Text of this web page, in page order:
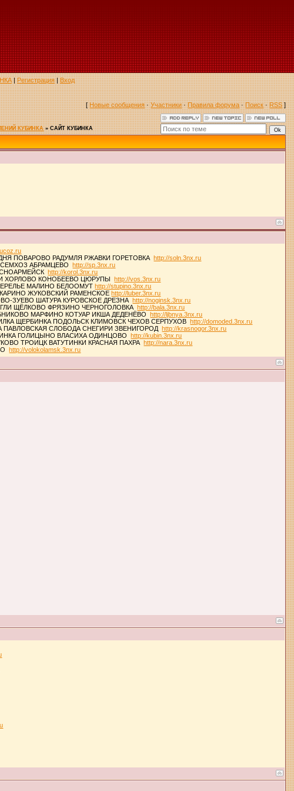
|Регистрация|Вход
[Новые сообщения·Участники·Правила форума·Поиск·RSS]
КУБИНКА » САЙТ КУБИНКА
ПОВАРОВО РАДУМЛЯ РЖАВКИ ГОРЕТОВКАhttp://soln.3nx.ru
СЕМХОЗ АБРАМЦЕВОhttp://sp.3nx.ru
http://korol.3nx.ru
ХОРЛОВО КОНОБЕЕВО ЦЮРУПЫhttp://vos.3nx.ru
МАЛИНО БЕЛООМУТhttp://stupino.3nx.ru
ЖУКОВСКИЙ РАМЕНСКОЕhttp://luber.3nx.ru
ЗУЕВО ШАТУРА КУРОВСКОЕ ДРЕЗНАhttp://noginsk.3nx.ru
ЩЁЛКОВО ФРЯЗИНО ЧЕРНОГОЛОВКАhttp://bala.3nx.ru
МАРФИНО КОТУАР ИКША ДЕДЕНЁВОhttp://ljbnya.3nx.ru
ЩЕРБИНКА ПОДОЛЬСК КЛИМОВСК ЧЕХОВ СЕРПУХОВhttp://domoded.3nx.ru
ПАВЛОВСКАЯ СЛОБОДА СНЕГИРИ ЗВЕНИГОРОДhttp://krasnogor.3nx.ru
ГОЛИЦЫНО ВЛАСИХА ОДИНЦОВОhttp://kubin.3nx.ru
ТРОИЦК ВАТУТИНКИ КРАСНАЯ ПАХРАhttp://nara.3nx.ru
http://volokolamsk.3nx.ru